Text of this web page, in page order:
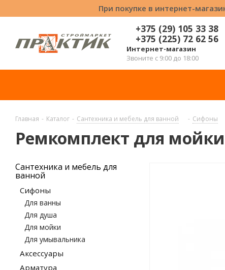
При покупке в интернет-
+375 (29) 105 33 38
+375 (225) 72 62 56
Интернет-магазин
Звоните с 9:00 до 18:00
Главная - Каталог - Сантехника и мебель для ванной - Сифоны
Ремкомплект для
Сантехника и мебель для
ванной
Сифоны
Для ванны
Для душа
Для мойки
Для умывальника
Аксессуары
Арматура